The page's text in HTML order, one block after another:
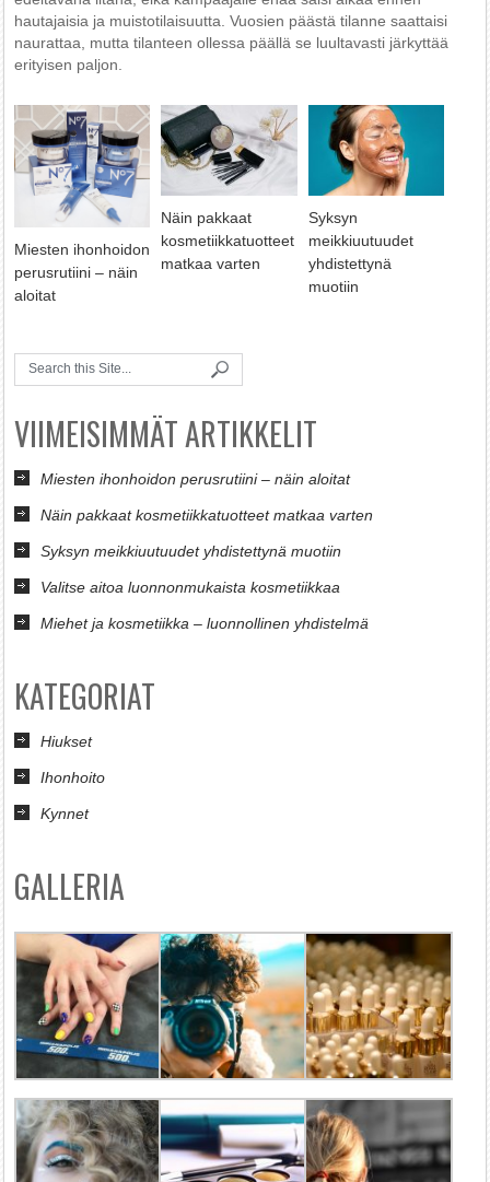
hautajaisia ja muistotilaisuutta. Vuosien päästä tilanne saattaisi
naurattaa, mutta tilanteen ollessa päällä se luultavasti järkyttää
erityisen paljon.
Miesten ihonhoidon
perusrutiini – näin
aloitat
Näin pakkaat
kosmetiikkatuotteet
matkaa varten
Syksyn
meikkiuutuudet
yhdistettynä
muotiin
VIIMEISIMMÄT ARTIKKELIT
Miesten ihonhoidon perusrutiini – näin aloitat
Näin pakkaat kosmetiikkatuotteet matkaa varten
Syksyn meikkiuutuudet yhdistettynä muotiin
Valitse aitoa luonnonmukaista kosmetiikkaa
Miehet ja kosmetiikka – luonnollinen yhdistelmä
KATEGORIAT
Hiukset
Ihonhoito
Kynnet
GALLERIA